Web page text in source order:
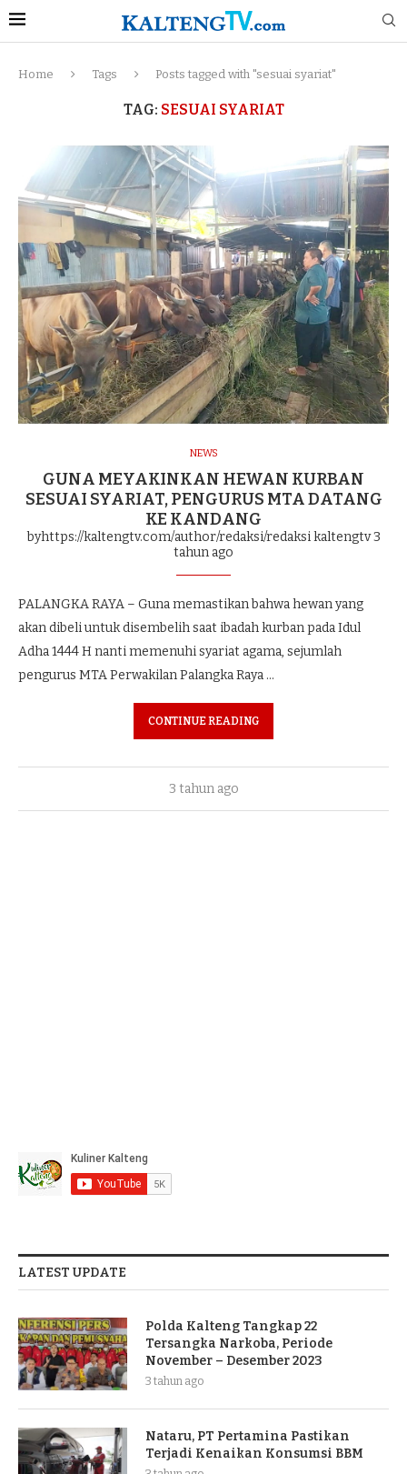
Home Tags Posts tagged with "sesuai syariat"
TAG: SESUAI SYARIAT
NEWS
GUNA MEYAKINKAN HEWAN KURBAN
SESUAI SYARIAT, PENGURUS MTA DATANG
KE KANDANG
byhttps://kaltengtv.com/author/redaksi/redaksi kaltengtv3
tahun ago
PALANGKA RAYA – Guna memastikan bahwa hewan yang
akan dibeli untuk disembelih saat ibadah kurban pada Idul
Adha 1444 H nanti memenuhi syariat agama, sejumlah
pengurus MTA Perwakilan Palangka Raya …
CONTINUE READING
3 tahun ago
LATEST UPDATE
Polda Kalteng Tangkap 22
Tersangka Narkoba, Periode
November – Desember 2023
3 tahun ago
Nataru, PT Pertamina Pastikan
Terjadi Kenaikan Konsumsi BBM